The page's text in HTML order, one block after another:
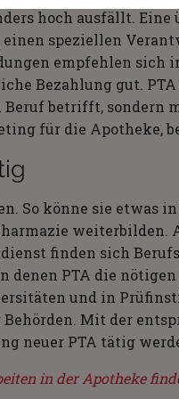
hoch ausfällt.
speziellen
empfehlen sich
Bezahlung gut.
betrifft, sondern
für die Apotheke,
So könne sie etwas
weiterbilden.
finden sich
denen PTA die
und in
Mit der
neuer PTA tätig
in der Apotheke